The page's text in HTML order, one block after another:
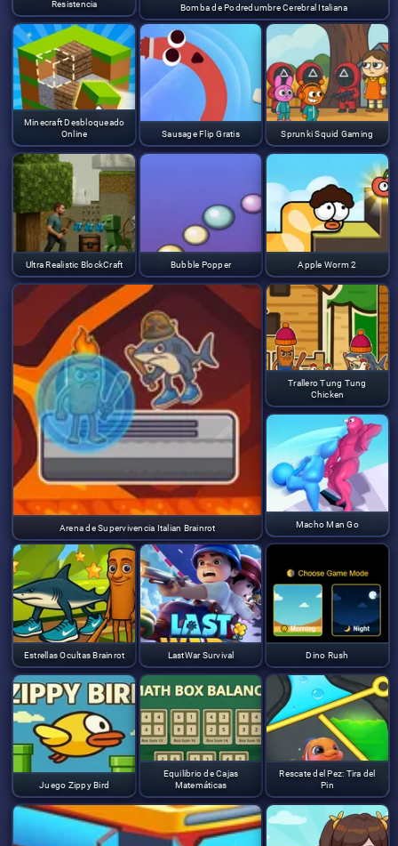
Bomba de Podredumbre Cerebral Italiana
Resistencia
Minecraft Desbloqueado
Online
Sausage Flip Gratis Sprunki Squid Gaming
Ultra Realistic BlockCraft Bubble Popper Apple Worm 2
Arena de Supervivencia Italian Brainrot
Trallero Tung Tung
Chicken
Macho Man Go
Estrellas Ocultas Brainrot LastWar Survival Dino Rush
Juego Zippy Bird
Equilibrio de Cajas
Matemáticas
Rescate del Pez: Tira del
Pin